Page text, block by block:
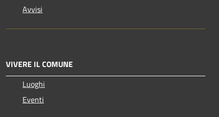
Avvisi
VIVERE IL COMUNE
Luoghi
Eventi